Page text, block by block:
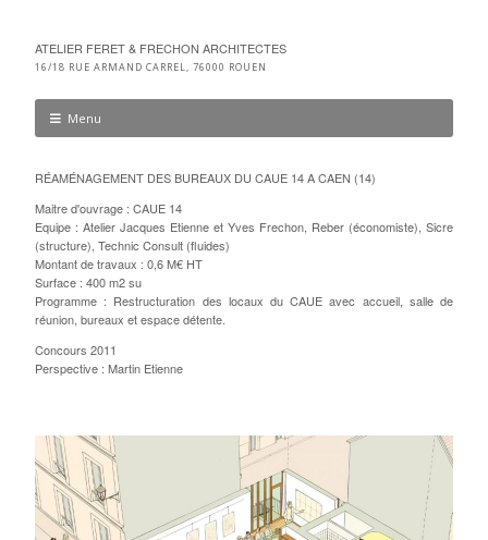
ATELIER FERET & FRECHON ARCHITECTES
16/18 RUE ARMAND CARREL, 76000 ROUEN
Menu
RÉAMÉNAGEMENT DES BUREAUX DU CAUE 14 A CAEN (14)
Maitre d'ouvrage : CAUE 14
Equipe : Atelier Jacques Etienne et Yves Frechon, Reber (économiste), Sicre
(structure), Technic Consult (fluides)
Montant de travaux : 0,6 M€ HT
Surface : 400 m2 su
Programme : Restructuration des locaux du CAUE avec accueil, salle de
réunion, bureaux et espace détente.
Concours 2011
Perspective : Martin Etienne